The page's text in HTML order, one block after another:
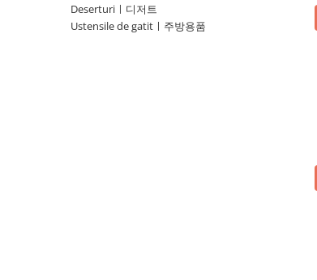
Deserturiㅣ디저트
Ustensile de gatitㅣ주방용품